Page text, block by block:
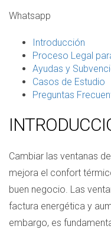
Whatsapp
Introducción
Proceso Legal
Ayudas y
Casos de Estudio
Preguntas
Cambiar las ventanas
mejora el confort
buen negocio. Las
factura energética y
embargo, es